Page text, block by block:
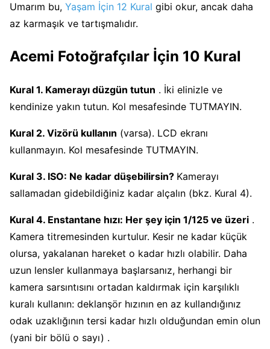
Umarım bu, Yaşam İçin 12 Kural gibi okur, ancak daha
az karmaşık ve tartışmalıdır.
Acemi Fotoğrafçılar İçin 10 Kural
Kural 1. Kamerayı düzgün tutun . İki elinizle ve
kendinize yakın tutun. Kol mesafesinde TUTMAYIN.
Kural 2. Vizörü kullanın (varsa). LCD ekranı
kullanmayın. Kol mesafesinde TUTMAYIN.
Kural 3. ISO: Ne kadar düşebilirsin? Kamerayı
sallamadan gidebildiğiniz kadar alçalın (bkz. Kural 4).
Kural 4. Enstantane hızı: Her şey için 1/125 ve üzeri .
Kamera titremesinden kurtulur. Kesir ne kadar küçük
olursa, yakalanan hareket o kadar hızlı olabilir. Daha
uzun lensler kullanmaya başlarsanız, herhangi bir
kamera sarsıntısını ortadan kaldırmak için karşılıklı
kuralı kullanın: deklanşör hızının en az kullandığınız
odak uzaklığının tersi kadar hızlı olduğundan emin olun
(yani bir bölü o sayı) .